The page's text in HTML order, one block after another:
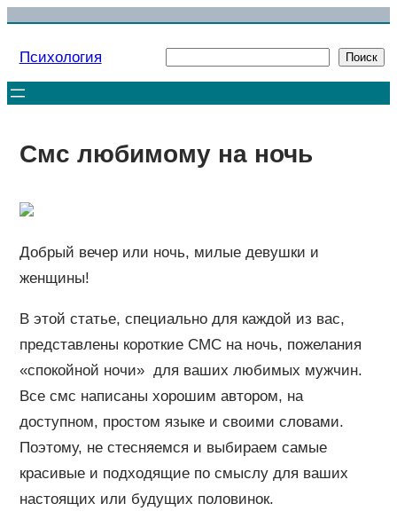
Перейти
Психология Поиск
Смс любимому на ночь
Добрый вечер или ночь, милые девушки и
женщины!
В этой статье, специально для каждой из вас,
представлены короткие СМС на ночь, пожелания
«спокойной ночи» для ваших любимых мужчин.
Все смс написаны хорошим автором, на
доступном, простом языке и своими словами.
Поэтому, не стесняемся и выбираем самые
красивые и подходящие по смыслу для ваших
настоящих или будущих половинок.